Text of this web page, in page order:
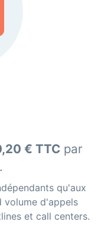
€ TTCpar
qu'aux
volume d'appels
et call centers.